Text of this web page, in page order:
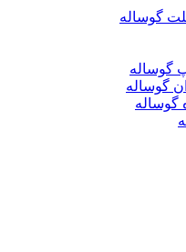
گوساله
گوساله
گوساله
گوساله